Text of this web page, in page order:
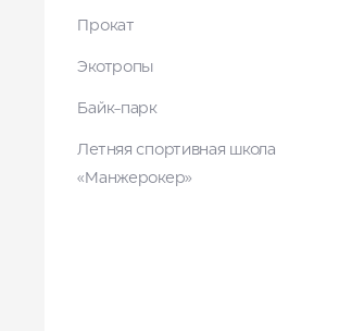
Прокат
Экотропы
Байк-парк
Летняя спортивная школа
«Манжерокер»